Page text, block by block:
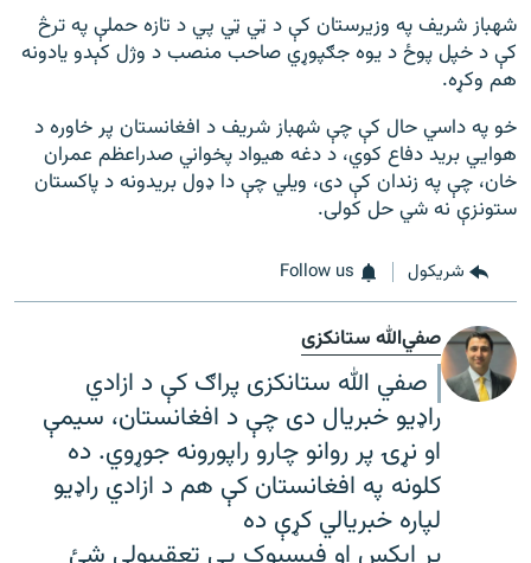
شهباز شریف په وزیرستان کې د ټي ټي پي د تازه حملې په ترڅ
کې د خپل پوځ د یوه جګپوړي صاحب منصب د وژل کېدو یادونه
هم وکړه.
خو په داسي حال کې چې شهباز شریف د افغانستان پر خاوره د
هوايي برید دفاع کوي، د دغه هیواد پخواني صدراعظم عمران
خان، چې په زندان کې دی، ویلي چې دا ډول بریدونه د پاکستان
ستونزې نه شي حل کولی.
شريکول Follow us
صفي‌الله ستانکزی
صفي الله ستانکزی پراګ کې د ازادي
راډیو خبریال دی چې د افغانستان، سیمې
او نړۍ پر روانو چارو راپورونه جوړوي. ده
کلونه په افغانستان کې هم د ازادي راډیو
لپاره خبریالي کړې ده